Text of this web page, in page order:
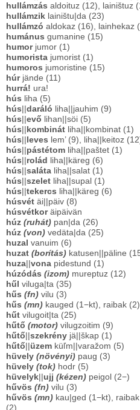
hullámzás aldoituz (12), lainištuz
hullámzik lainištu|da (23)
hullámzó aldokaz (16), lainhekaz
humánus gumanine (15)
humor jumor (1)
humorista jumorist (1)
humoros jumoristine (15)
húr jände (11)
hurrá! ura!
hús liha (5)
hús daráló liha||jauhim (9)
hús evő lihan||söi (5)
hús
kombinát liha||kombinat (1)
hús
leves lem’ (9), liha||keitoz
hús
pástétom liha||paštet (1)
hús
rolád
liha||käreg (6)
hús saláta liha||salat (1)
hús szelet liha||supal (1)
hús tekercs liha||käreg (6)
húsvét äi||päiv (8)
húsvétkor äipäivän
húz (ruhát) pan|da (26)
húz (von) vedäta|da (25)
huzal vanuim (6)
huzat (borítás) katusen||päline
huza vona pidestund (1)
húzódás (izom) mureptuz (12)
hűl viluga|ta (35)
hűs (fn) vilu (3)
hűs (mn) kauged (1−kt), raibak
hűt vilugoit|ta (25)
hűtő (motor) vilugzoitim (9)
hűtő szekrény jä||škap (1)
hűtő
üzem küľm||varažom (5)
hüvely (növényi) paug (3)
hüvely (tok) hodr (5)
hüvelyk ujj (kézen) peigol (2−)
hűvös (fn) vilu (3)
hűvös (mn) kau|ged (1−kt),
(2)